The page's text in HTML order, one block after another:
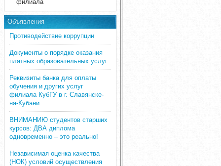
филиала
Объявления
Противодействие коррупции
Документы о порядке оказания
платных образовательных услуг
Реквизиты банка для оплаты
обучения и других услуг
филиала КубГУ в г. Славянске-
на-Кубани
ВНИМАНИЮ студентов старших
курсов: ДВА диплома
одновременно – это реально!
Независимая оценка качества
(НОК) условий осуществления